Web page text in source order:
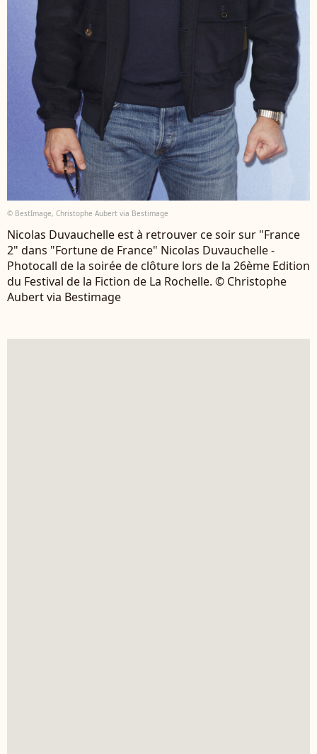
© BestImage, Christophe Aubert via Bestimage
Nicolas Duvauchelle est à retrouver ce soir sur "France
2" dans "Fortune de France" Nicolas Duvauchelle -
Photocall de la soirée de clôture lors de la 26ème Edition
du Festival de la Fiction de La Rochelle. © Christophe
Aubert via Bestimage